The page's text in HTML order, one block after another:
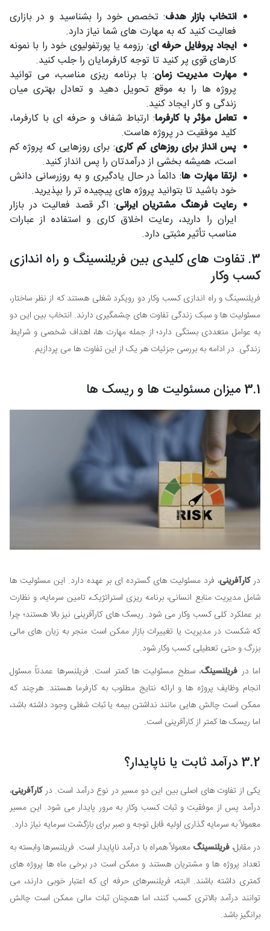
انتخاب بازار هدف: تخصص خود را بشناسید و در بازاری
فعالیت کنید که به مهارت های شما نیاز دارد.
ایجاد پروفایل حرفه ای: رزومه یا پورتفولیوی خود را با نمونه
کارهای قوی پر کنید تا توجه کارفرمایان را جلب کنید.
مهارت مدیریت زمان: با برنامه ریزی مناسب، می توانید
پروژه ها را به موقع تحویل دهید و تعادل بهتری میان
زندگی و کار ایجاد کنید.
تعامل مؤثر با کارفرما: ارتباط شفاف و حرفه ای با کارفرما،
کلید موفقیت در پروژه هاست.
پس انداز برای روزهای کم کاری: برای روزهایی که پروژه کم
است، همیشه بخشی از درآمدتان را پس انداز کنید.
ارتقا مهارت ها: دائماً در حال یادگیری و به روزرسانی دانش
خود باشید تا بتوانید پروژه های پیچیده تر را بپذیرید.
رعایت فرهنگ مشتریان ایرانی: اگر قصد فعالیت در بازار
ایران را دارید، رعایت اخلاق کاری و استفاده از عبارات
مناسب تأثیر مثبتی دارد.
3. تفاوت های کلیدی بین فریلنسینگ و راه اندازی
کسب وکار
فریلنسینگ و راه اندازی کسب وکار دو رویکرد شغلی هستند که از نظر ساختار،
مسئولیت ها و سبک زندگی تفاوت های چشمگیری دارند. انتخاب بین این دو
به عوامل متعددی بستگی دارد؛ از جمله مهارت ها، اهداف شخصی و شرایط
زندگی. در ادامه به بررسی جزئیات هر یک از این تفاوت ها می پردازیم.
3.1 میزان مسئولیت ها و ریسک ها
درکارآفرینی، فرد مسئولیت های گسترده ای بر عهده دارد. این مسئولیت ها
شامل مدیریت منابع انسانی، برنامه ریزی استراتژیک، تامین سرمایه، و نظارت
بر عملکرد کلی کسب وکار می شود. ریسک های کارآفرینی نیز بالا هستند؛ چرا
که شکست در مدیریت یا تغییرات بازار ممکن است منجر به زیان های مالی
بزرگ و حتی تعطیلی کسب وکار شود.
اما در فریلنسینگ، سطح مسئولیت ها کمتر است. فریلنسرها عمدتاً مسئول
انجام وظایف پروژه ها و ارائه نتایج مطلوب به کارفرما هستند. هرچند که
ممکن است چالش هایی مانند نداشتن بیمه یا ثبات شغلی وجود داشته باشد،
اما ریسک ها کمتر از کارآفرینی است.
3.2 درآمد ثابت یا ناپایدار؟
یکی از تفاوت های اصلی بین این دو مسیر در نوع درآمد است. درکارآفرینی،
درآمد پس از موفقیت و ثبات کسب وکار به مرور پایدار می شود. این مسیر
معمولاً به سرمایه گذاری اولیه قابل توجه و صبر برای بازگشت سرمایه نیاز دارد.
در مقابل،فریلنسینگ معمولاً همراه با درآمد ناپایدار است. فریلنسرها وابسته به
تعداد پروژه ها و مشتریان هستند و ممکن است در برخی ماه ها پروژه های
کمتری داشته باشند. البته، فریلنسرهای حرفه ای که اعتبار خوبی دارند، می
توانند درآمد بالاتری کسب کنند، اما همچنان ثبات مالی ممکن است چالش
برانگیز باشد.